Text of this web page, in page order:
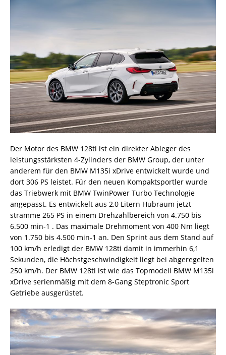
Der Motor des BMW 128ti ist ein direkter Ableger des
leistungsstärksten 4-Zylinders der BMW Group, der unter
anderem für den BMW M135i xDrive entwickelt wurde und
dort 306 PS leistet. Für den neuen Kompaktsportler wurde
das Triebwerk mit BMW TwinPower Turbo Technologie
angepasst. Es entwickelt aus 2,0 Litern Hubraum jetzt
stramme 265 PS in einem Drehzahlbereich von 4.750 bis
6.500 min-1 . Das maximale Drehmoment von 400 Nm liegt
von 1.750 bis 4.500 min-1 an. Den Sprint aus dem Stand auf
100 km/h erledigt der BMW 128ti damit in immerhin 6,1
Sekunden, die Höchstgeschwindigkeit liegt bei abgeregelten
250 km/h. Der BMW 128ti ist wie das Topmodell BMW M135i
xDrive serienmäßig mit dem 8-Gang Steptronic Sport
Getriebe ausgerüstet.